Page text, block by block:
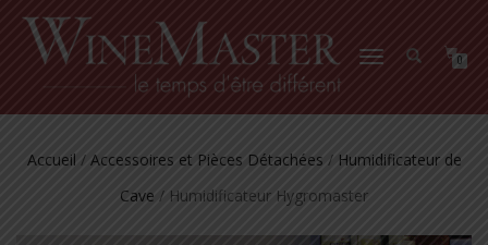
DÉPLIER
0
Accueil / Accessoires et Pièces Détachées / Humidificateur de
Cave / Humidificateur Hygromaster